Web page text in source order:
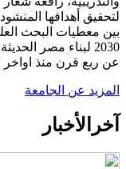
لتحقيق أهدافها
بين معطيات البحث
2030 لبناء مصر
عن ربع قرن منذ اواخر
المزيد عن الجامعة
آخر الأخبار